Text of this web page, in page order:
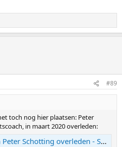
#89
toch nog hier plaatsen: Peter
in maart 2020 overleden:
overleden - Sportgeschiedenis